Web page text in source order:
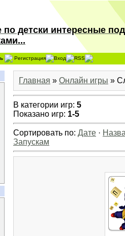
по детски интересные
Регистрация Вход RSS
Главная » Онлайн игры »
В категории игр: 5
Показано игр: 1-5
Сортировать по: Дате ·
Запускам